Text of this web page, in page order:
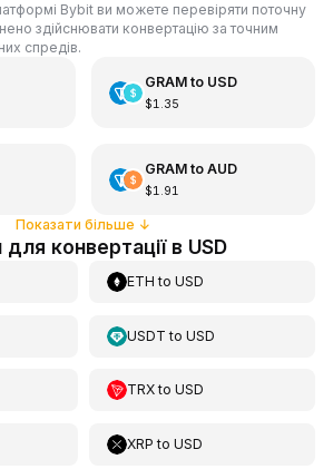
Bybit ви можете перевіряти поточну
здійснювати конвертацію за точним
спредів.
GRAMto USD
$1.35
GRAMto AUD
$1.91
Показати більше ↓
конвертації в USD
ETH toUSD
USDT toUSD
TRXtoUSD
XRP toUSD